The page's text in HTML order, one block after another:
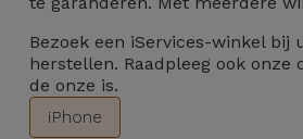
Bezoek een iServices-winkel
herstellen. Raadpleeg ook
de onze is.
iPhone